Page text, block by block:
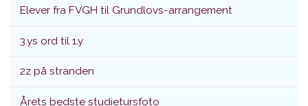
Elever fra FVGH til Grundlovs-arrangement
3.ys ord til 1.y
2z på stranden
Årets bedste studietursfoto